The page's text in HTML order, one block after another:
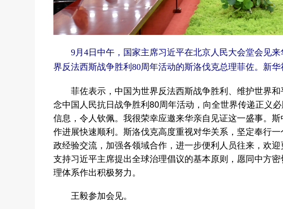
9月4日中午，国家主席习近平在北京人民大会堂会见
界反法西斯战争胜利80周年活动的斯洛伐克总理菲佐。新
菲佐表示，中国为世界反法西斯战争胜利、维护世界和
念中国人民抗日战争胜利80周年活动，向全世界传递正义
信息，令人钦佩。我很荣幸应邀来华亲自见证这一盛事。
作进展快速顺利。斯洛伐克高度重视对华关系，坚定奉行
政经验交流，加强各领域合作，进一步便利人员往来，欢
支持习近平主席提出全球治理倡议的基本原则，愿同中方
理体系作出积极努力。
王毅参加会见。